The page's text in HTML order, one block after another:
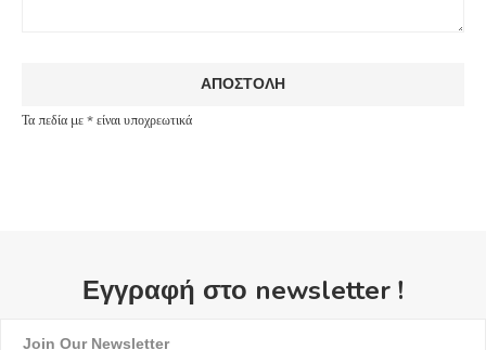
Τα πεδία με * είναι υποχρεωτικά
Εγγραφή στο newsletter !
Join Our Newsletter